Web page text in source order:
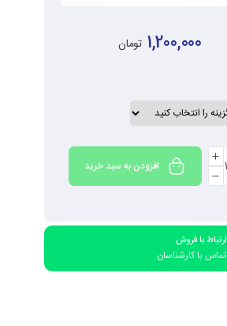
1,200,000 تومان
افزودن به سبد خرید
ارتباط با فروش
تماس با کارشناسان